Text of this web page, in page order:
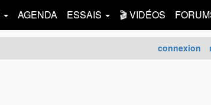
AGENDA ESSAIS 🎬 VIDÉOS
connexion